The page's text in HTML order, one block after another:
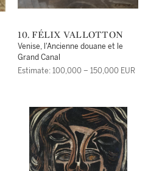
10. FÉLIX VALLOTTON
Venise, l'Ancienne douane et le
Grand Canal
Estimate: 100,000 – 150,000 EUR